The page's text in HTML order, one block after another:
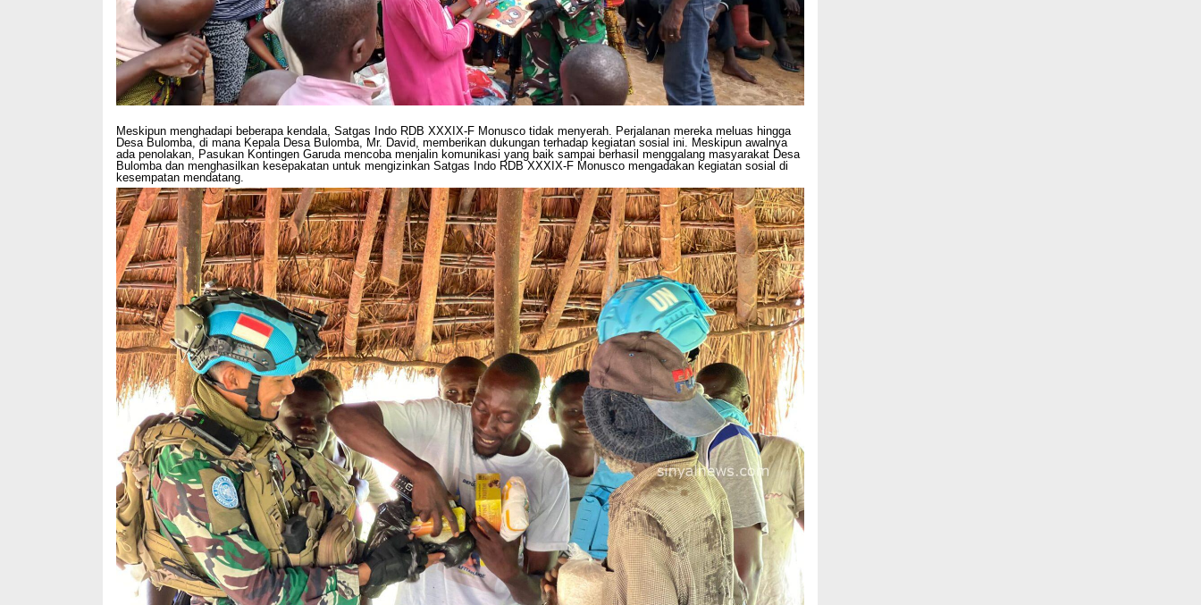
Meskipun menghadapi beberapa kendala, Satgas Indo RDB XXXIX-F Monusco tidak menyerah. Perjalanan mereka meluas hingga
Desa Bulomba, di mana Kepala Desa Bulomba, Mr. David, memberikan dukungan terhadap kegiatan sosial ini. Meskipun awalnya
ada penolakan, Pasukan Kontingen Garuda mencoba menjalin komunikasi yang baik sampai berhasil menggalang masyarakat Desa
Bulomba dan menghasilkan kesepakatan untuk mengizinkan Satgas Indo RDB XXXIX-F Monusco mengadakan kegiatan sosial di
kesempatan mendatang.